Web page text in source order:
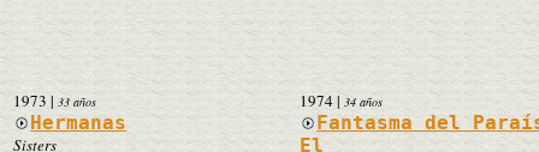
1973| 33 años
Hermanas
Sisters
1974|34 años
Fantasma del
El